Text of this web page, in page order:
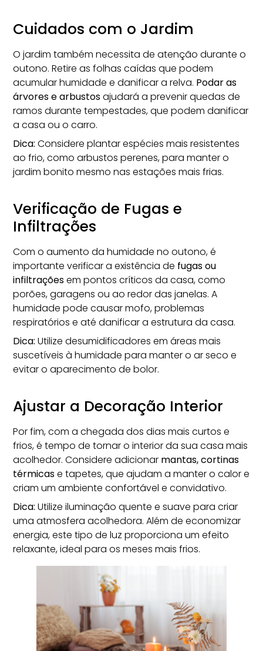
Cuidados com o Jardim
O jardim também necessita de atenção durante o
outono. Retire as folhas caídas que podem
acumular humidade e danificar a relva. Podar as
árvores e arbustosajudará a prevenir quedas de
ramos durante tempestades, que podem danificar
a casa ou o carro.
Dica: Considere plantar espécies mais resistentes
ao frio, como arbustos perenes, para manter o
jardim bonito mesmo nas estações mais frias.
Verificação de Fugas e
Infiltrações
Com o aumento da humidade no outono, é
importante verificar a existência de fugas ou
infiltraçõesem pontos críticos da casa, como
porões, garagens ou ao redor das janelas. A
humidade pode causar mofo, problemas
respiratórios e até danificar a estrutura da casa.
Dica: Utilize desumidificadores em áreas mais
suscetíveis à humidade para manter o ar seco e
evitar o aparecimento de bolor.
Ajustar a Decoração Interior
Por fim, com a chegada dos dias mais curtos e
frios, é tempo de tornar o interior da sua casa mais
acolhedor. Considere adicionar mantas, cortinas
térmicase tapetes, que ajudam a manter o calor e
criam um ambiente confortável e convidativo.
Dica: Utilize iluminação quente e suave para criar
uma atmosfera acolhedora. Além de economizar
energia, este tipo de luz proporciona um efeito
relaxante, ideal para os meses mais frios.